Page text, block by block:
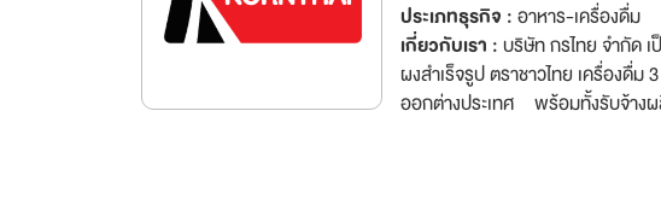
ประเภทธุรกิจ :อาหาร-เครื่องดื่ม
เกี่ยวกับเรา :บริษัท กรไทย จำกัด
ผงสำเร็จรูป ตราชาวไทย เครื่องดื่
ออกต่างประเทศ พร้อมทั้งรับจ้าง